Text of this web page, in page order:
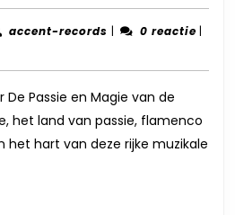
Klanken
de
Spaanse
Zanger
accent-records accent-
| 0 reactie |
De Passie en Magie van de
het land van passie, flamenco
het hart van deze rijke muzikale